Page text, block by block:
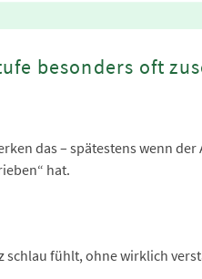
besonders oft
das – spätestens wenn
hat.
schlau fühlt, ohne wirklich